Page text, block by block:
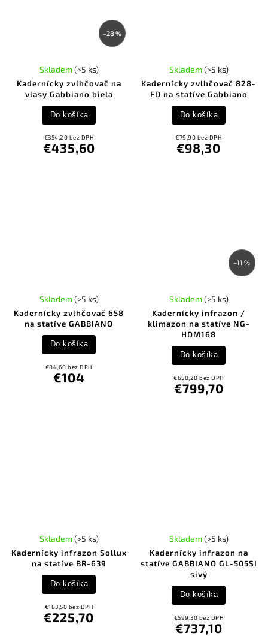
–28 %
Kadernícky zvlhčovač na
vlasy Gabbiano biela
Skladem(>5 ks)
€354,20 bez DPH
€435,60
Do košíka
Kadernícky zvlhčovač 828-
FD na statíve Gabbiano
Skladem(>5 ks)
€79,90 bez DPH
€98,30
Do košíka
Kadernícky zvlhčovač 658
na statíve GABBIANO
Skladem(>5 ks)
€84,60 bez DPH
€104
Do košíka
–11 %
Kadernícky infrazon /
klimazon na statíve NG-
HDM168
Skladem(>5 ks)
€650,20 bez DPH
€799,70
Do košíka
Kadernícky infrazon Sollux
na statíve BR-639
Skladem(>5 ks)
€183,50 bez DPH
€225,70
Do košíka
Kadernícky infrazon na
statíve GABBIANO GL-505SI
sivý
Skladem(>5 ks)
€599,30 bez DPH
€737,10
Do košíka